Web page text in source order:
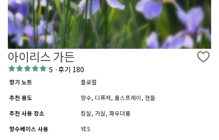
아이리스 가든
5 ·후기 180
향기 노트
플로럴
추천 용도
향수, 디퓨저, 룸스프레이, 캔들
추천 사용 장소
침실, 거실, 파우더룸
향수베이스 사용
YES